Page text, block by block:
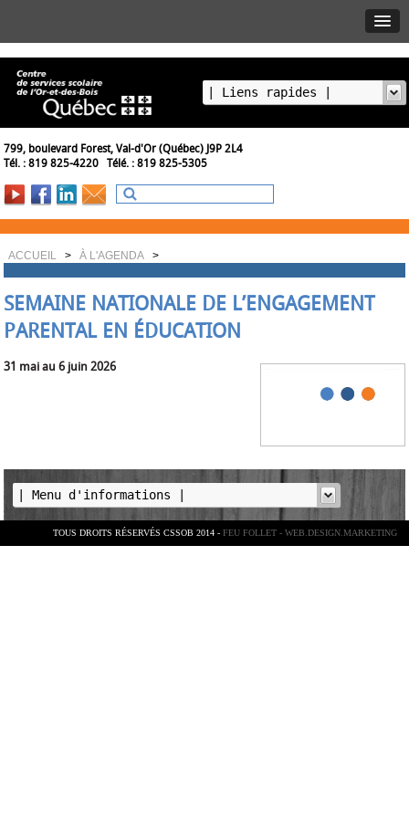
799, boulevard Forest, Val-d'Or (Québec) J9P 2L4
Tél. : 819 825-4220 Télé. : 819 825-5305
ACCUEIL > À L'AGENDA>
SEMAINE NATIONALE DE L’ENGAGEMENT
PARENTAL EN ÉDUCATION
31 mai au 6 juin 2026
TOUS DROITS RÉSERVÉS CSSOB 2014 - FEU FOLLET - WEB.DESIGN.MARKETING